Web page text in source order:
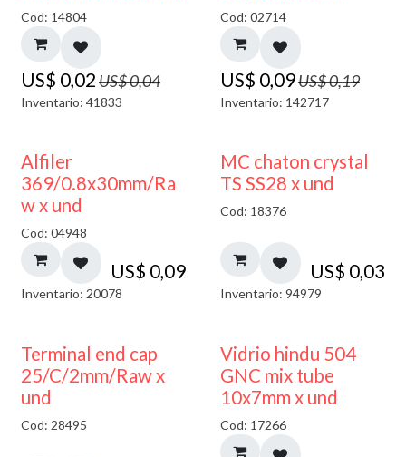
Cod: 14804
US$ 0,02US$0,04
Inventario: 41833
Cod: 02714
US$ 0,09US$0,19
Inventario: 142717
Alfiler
369/0.8x30mm/Ra
w x und
Cod: 04948
US$ 0,09
Inventario: 20078
MC chaton crystal
TS SS28 x und
Cod: 18376
US$ 0,03
Inventario: 94979
Terminal end cap
25/C/2mm/Raw x
und
Cod: 28495 40% DESCUENTO
Vidrio hindu 504
GNC mix tube
10x7mm x und
Cod: 17266